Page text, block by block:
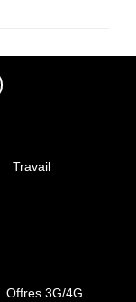
Travail
Offres 3G/4G